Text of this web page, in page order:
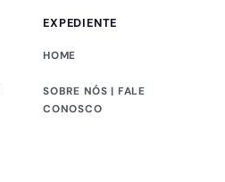
EXPEDIENTE
HOME
SOBRE NÓS | FALE
CONOSCO